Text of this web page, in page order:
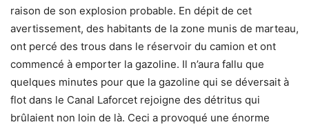
raison de son explosion probable. En dépit de cet
avertissement, des habitants de la zone munis de marteau,
ont percé des trous dans le réservoir du camion et ont
commencé à emporter la gazoline. Il n’aura fallu que
quelques minutes pour que la gazoline qui se déversait à
flot dans le Canal Laforcet rejoigne des détritus qui
brûlaient non loin de là. Ceci a provoqué une énorme